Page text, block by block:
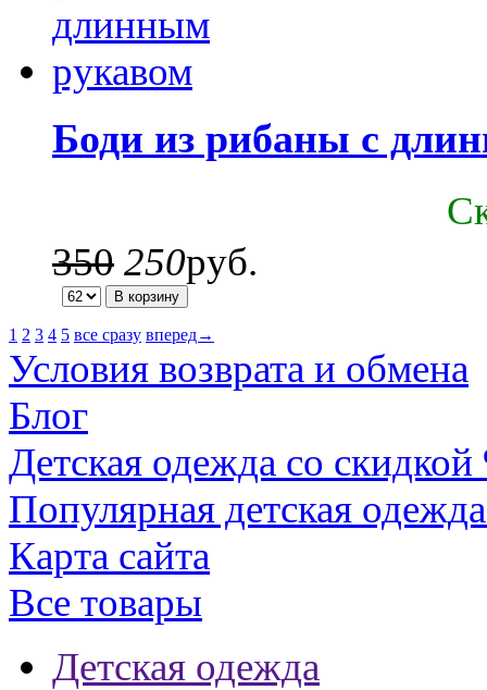
Боди из рибаны с
350 250руб.
1 2 3 4 5 все сразу вперед→
Условия возврата и обмена
Блог
Детская одежда со скидкой
Популярная детская
Карта сайта
Все товары
Детская одежда